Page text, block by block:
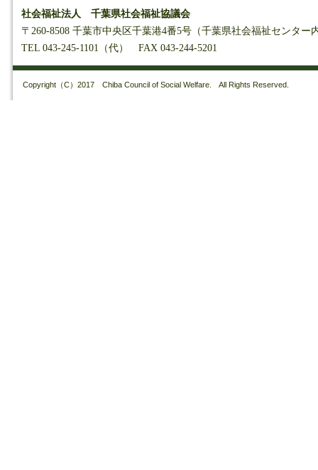
社会福祉法人 千葉県社会福祉協議会
〒260-8508 千葉市中央区千葉港4番5号（千葉県社会福祉センター
TEL 043-245-1101（代） FAX 043-244-5201
Copyright（C）2017 Chiba Council of Social Welfare. All Rights Reserved.